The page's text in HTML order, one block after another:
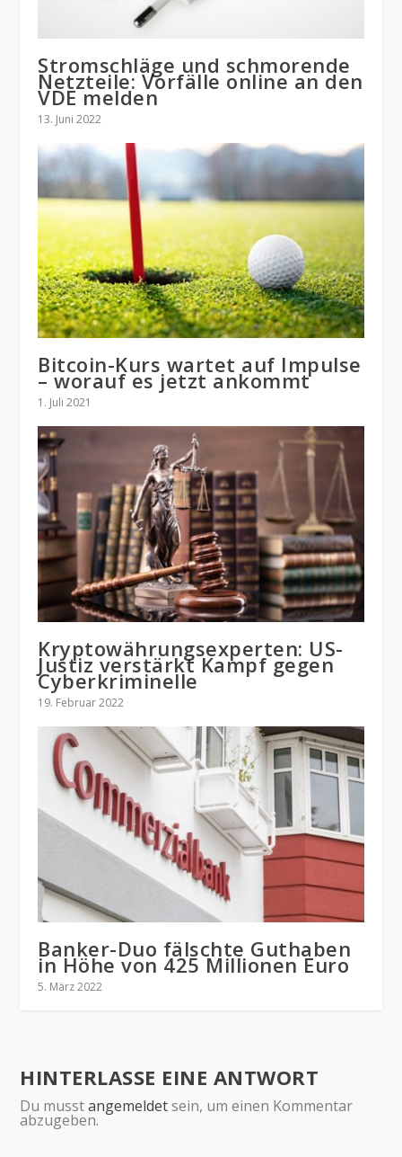
Stromschläge und schmorende
Netzteile: Vorfälle online an den
VDE melden
13. Juni 2022
Bitcoin-Kurs wartet auf Impulse
– worauf es jetzt ankommt
1. Juli 2021
Kryptowährungsexperten: US-
Justiz verstärkt Kampf gegen
Cyberkriminelle
19. Februar 2022
Banker-Duo fälschte Guthaben
in Höhe von 425 Millionen Euro
5. März 2022
HINTERLASSE EINE ANTWORT
Du musstangemeldetsein, um einen Kommentar
abzugeben.